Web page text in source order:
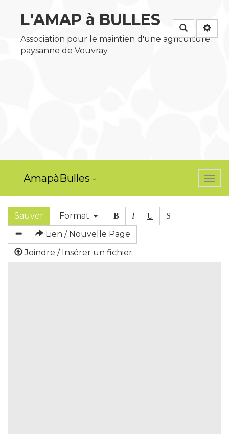
Rechercher
L'AMAP à BULLES
Association pour le maintien d'une agriculture
paysanne de Vouvray
AmapàBulles -
Sauver Format B I U S
Lien / Nouvelle Page
Joindre / Insérer un fichier